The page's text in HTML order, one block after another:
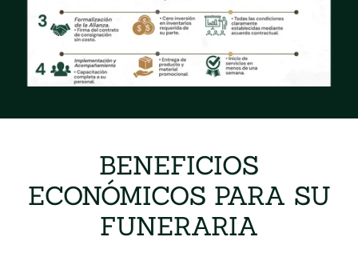
BENEFICIOS
ECONÓMICOS PARA SU
FUNERARIA